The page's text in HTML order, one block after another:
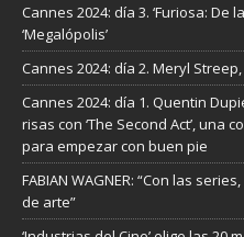
Cannes 2024: día 3. ‘Furiosa: De
‘Megalópolis’
Cannes 2024: día 2. Meryl
Cannes 2024: día 1. Quentin
risas con ‘The Second Act’, una
para empezar con buen pie
FABIAN WAGNER: “Con las
de arte”